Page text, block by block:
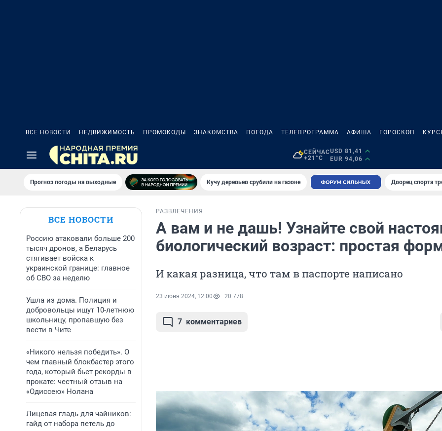
ВСЕ НОВОСТИ НЕДВИЖИМОСТЬ ПРОМОКОДЫ ЗНАКОМСТВА ПОГОДА ТЕЛЕПРОГРАММА АФИША ГОРОСКОП
СЕЙЧАС
+21°C
USD 81,41
EUR 94,06
Прогноз погоды на выходные Кучу деревьев срубили на газоне Дворец спорта
ВСЕ НОВОСТИ
Россию атаковали больше 200
тысяч дронов, а Беларусь
стягивает войска к
украинской границе: главное
об СВО за неделю
Ушла из дома. Полиция и
добровольцы ищут 10-летнюю
школьницу, пропавшую без
вести в Чите
«Никого нельзя победить». О
чем главный блокбастер этого
года, который бьет рекорды в
прокате: честный отзыв на
«Одиссею» Нолана
Лицевая гладь для чайников:
гайд от набора петель до
РАЗВЛЕЧЕНИЯ
А вам и не дашь! Узнайте свой
биологический возраст: простая
И какая разница, что там в паспорте написано
23 июня 2024, 12:00 20 778
7 комментариев